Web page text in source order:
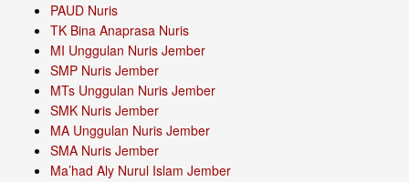
PAUD Nuris
TK Bina Anaprasa Nuris
MI Unggulan Nuris Jember
SMP Nuris Jember
MTs Unggulan Nuris Jember
SMK Nuris Jember
MA Unggulan Nuris Jember
SMA Nuris Jember
Ma’had Aly Nurul Islam Jember